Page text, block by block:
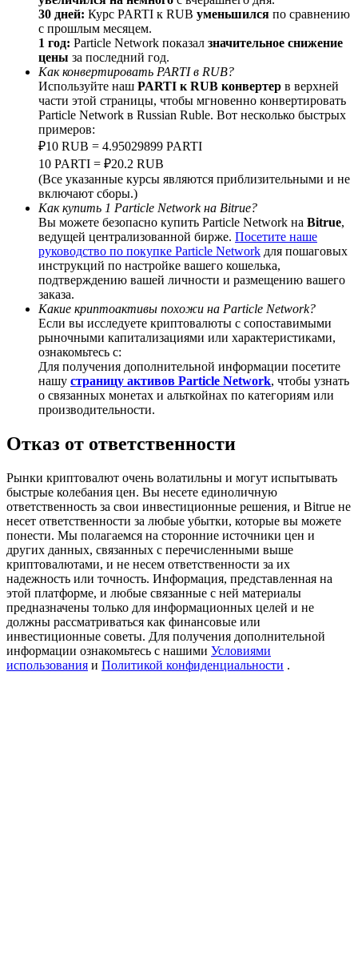
Deposit CASHCAT & Win
Share 500000 CASHCAT prize pool
Exclusive for BitMart Users
Register & Trade to Win 500,000 USDT
Precious Metals Trading Carnival
Trade Gold & Silver · 33,333 USDT Bonus
USDT New User Exclusive 10% APR
USDT Flexible Staking | Daily Rewards
Trade New Futures, Win 200,000 USDT
Crypto World Cup 2026: Grand Finale
77,777+3k Rewards
30 дней: Курс PARTI к RUB уменьшился по сравнению
с прошлым месяцем.
1 год: Particle Network показал значительное снижение
цены за последний год.
Как конвертировать PARTI в RUB?
Используйте наш PARTI к RUB конвертер в верхней
части этой страницы, чтобы мгновенно конвертировать
Particle Network в Russian Ruble. Вот несколько быстрых
примеров:
₽10 RUB = 4.95029899 PARTI
10 PARTI = ₽20.2 RUB
(Все указанные курсы являются приблизительными и не
включают сборы.)
Как купить 1 Particle Network на Bitrue?
Вы можете безопасно купить Particle Network на Bitrue,
ведущей централизованной бирже. Посетите наше
руководство по покупке Particle Network для пошаговых
инструкций по настройке вашего кошелька,
подтверждению вашей личности и размещению вашего
заказа.
Какие криптоактивы похожи на Particle Network?
Если вы исследуете криптовалюты с сопоставимыми
рыночными капитализациями или характеристиками,
ознакомьтесь с:
Для получения дополнительной информации посетите
нашу страницу активов Particle Network, чтобы узнать
о связанных монетах и альткойнах по категориям или
производительности.
Отказ от ответственности
Рынки криптовалют очень волатильны и могут испытывать
быстрые колебания цен. Вы несете единоличную
ответственность за свои инвестиционные решения, и Bitrue не
несет ответственности за любые убытки, которые вы можете
понести. Мы полагаемся на сторонние источники цен и
других данных, связанных с перечисленными выше
криптовалютами, и не несем ответственности за их
надежность или точность. Информация, представленная на
этой платформе, и любые связанные с ней материалы
предназначены только для информационных целей и не
должны рассматриваться как финансовые или
инвестиционные советы. Для получения дополнительной
информации ознакомьтесь с нашими Условиями
использования и Политикой конфиденциальности .